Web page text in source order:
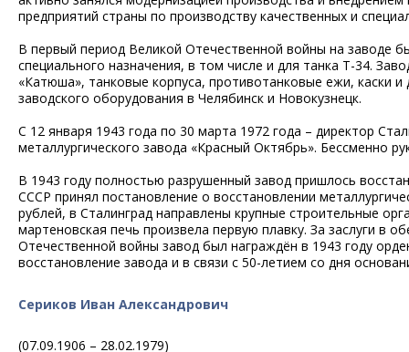
предприятий страны по производству качественных и
В первый период Великой Отечественной войны на заводе
специального назначения, в том числе и для танка Т-34.
«Катюша», танковые корпуса, противотанковые ежи, каски
заводского оборудования в Челябинск и Новокузнецк.
С 12 января 1943 года по 30 марта 1972 года – директор
металлургического завода «Красный Октябрь». Бессменно
В 1943 году полностью разрушенный завод пришлось
СССР принял постановление о восстановлении
рублей, в Сталинград направлены крупные строительные
мартеновская печь произвела первую плавку. За заслуги
Отечественной войны завод был награждён в 1943 году
восстановление завода и в связи с 50-летием со дня
Сериков Иван Александрович
(07.09.1906 – 28.02.1979)